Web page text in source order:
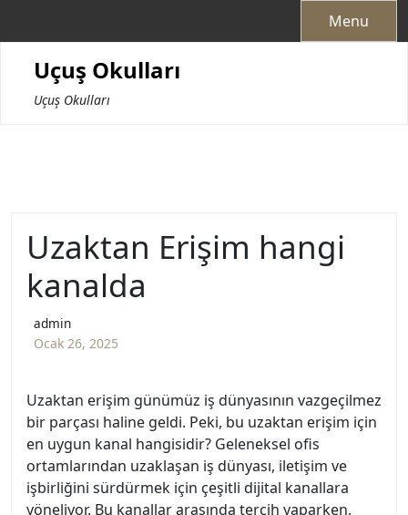
Menu
Uçuş Okulları
Uçuş Okulları
Uzaktan Erişim hangi
kanalda
admin
Ocak 26, 2025
Uzaktan erişim günümüz iş dünyasının vazgeçilmez
bir parçası haline geldi. Peki, bu uzaktan erişim için
en uygun kanal hangisidir? Geleneksel ofis
ortamlarından uzaklaşan iş dünyası, iletişim ve
işbirliğini sürdürmek için çeşitli dijital kanallara
yöneliyor. Bu kanallar arasında tercih yaparken,